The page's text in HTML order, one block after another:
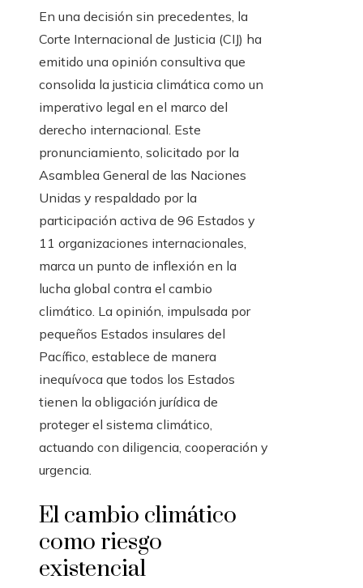
En una decisión sin precedentes, la
Corte Internacional de Justicia (CIJ) ha
emitido una opinión consultiva que
consolida la justicia climática como un
imperativo legal en el marco del
derecho internacional. Este
pronunciamiento, solicitado por la
Asamblea General de las Naciones
Unidas y respaldado por la
participación activa de 96 Estados y
11 organizaciones internacionales,
marca un punto de inflexión en la
lucha global contra el cambio
climático. La opinión, impulsada por
pequeños Estados insulares del
Pacífico, establece de manera
inequívoca que todos los Estados
tienen la obligación jurídica de
proteger el sistema climático,
actuando con diligencia, cooperación y
urgencia.
El cambio climático
como riesgo
existencial